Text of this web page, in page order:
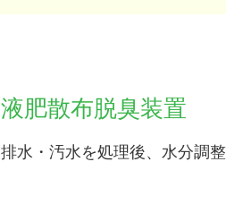
液肥散布脱臭装置
排水・汚水を処理後、水分調